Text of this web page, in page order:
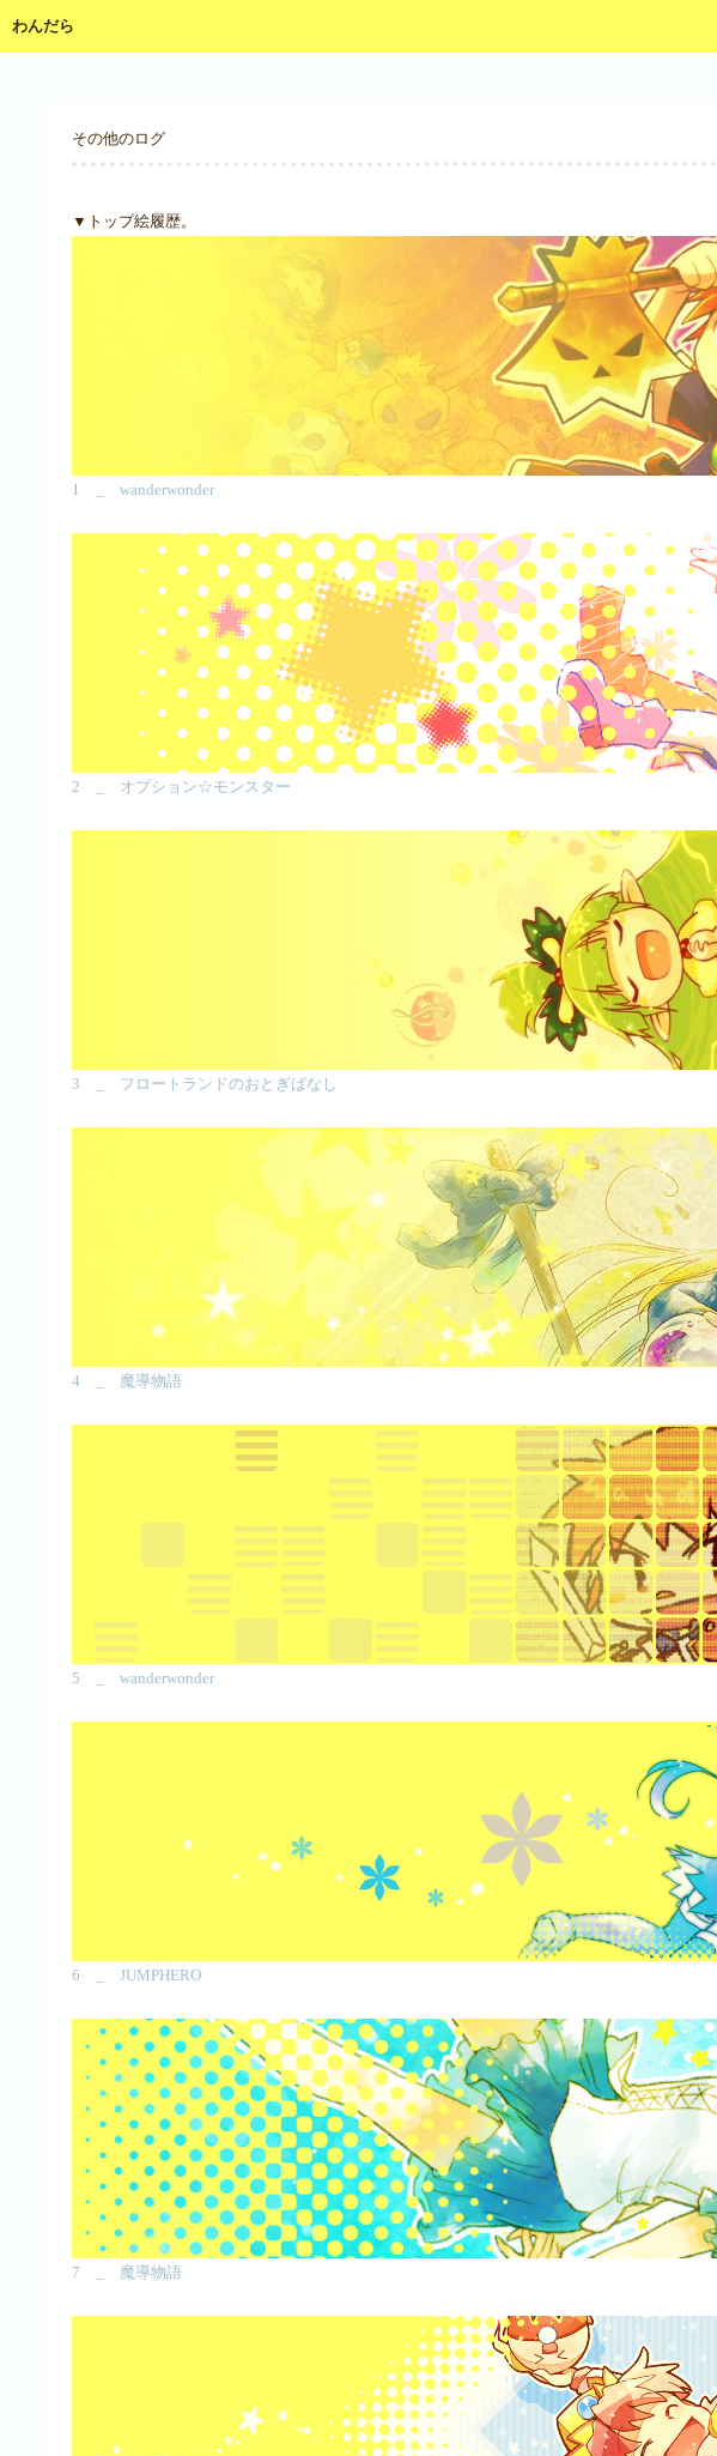
わんだら
その他のログ
▼トップ絵履歴。
1 _ wanderwonder
2 _ オプション☆モンスター
3 _ フロートランドのおとぎばなし
4 _ 魔導物語
5 _ wanderwonder
6 _ JUMPHERO
7 _ 魔導物語